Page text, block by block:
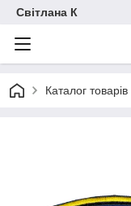
Світлана К
Каталог товарів